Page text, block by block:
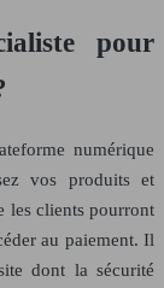
pour
numérique
vos produits et
les clients pourront
au paiement. Il
dont la sécurité